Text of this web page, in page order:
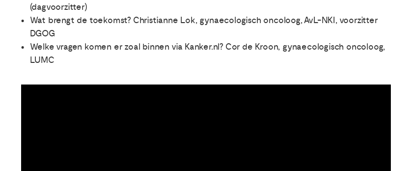
(dagvoorzitter)
Wat brengt de toekomst? Christianne Lok, gynaecologisch oncoloog, AvL-NKI, voorzitter
DGOG
Welke vragen komen er zoal binnen via Kanker.nl? Cor de Kroon, gynaecologisch oncoloog,
LUMC